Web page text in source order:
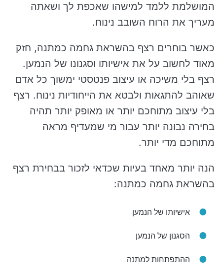
המושלמת ללמד למישהו שאכפת לך ושאתה
מעריך את הרוח השובב נינוח.
כאשר בוחרים רצף בהשראת גחמה כמתנה, חזק
מאוד לחשוב על את אישיותו וסגנונו של הנמען.
רצף בלי משיכה או עיצוב פנטסטי ימשוך כל אדם
שאוהב להתגאות ולבטא את הייחודיות נינוח. רצף
בלי עיצוב מתוחכם יותר או מאופק יותר תהיה
בחירה נבונה יותר עבור מי שמעדיף מראה
מתוחכם מדי יותר.
הנה יותר מאחד בעיות שכדאי לזכור בבחירת רצף
בהשראת גחמה כמתנה:
אישיותו של הנמען
הסגנון של הנמען
ההתפתחות למתנה